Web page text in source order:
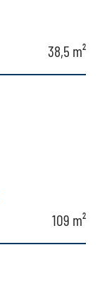
38,5 m²
109 m²